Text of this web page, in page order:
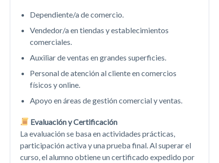
Dependiente/a de comercio.
Vendedor/a en tiendas y establecimientos
comerciales.
Auxiliar de ventas en grandes superficies.
Personal de atención al cliente en comercios
físicos y online.
Apoyo en áreas de gestión comercial y ventas.
Evaluación y Certificación
La evaluación se basa en actividades prácticas,
participación activa y una prueba final. Al superar el
curso, el alumno obtiene un certificado expedido por